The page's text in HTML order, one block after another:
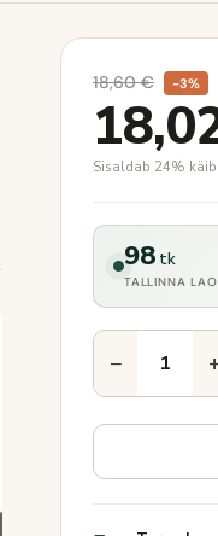
18,60€ −3%
Sisaldab 24%
98 tk
TALLINNA
−